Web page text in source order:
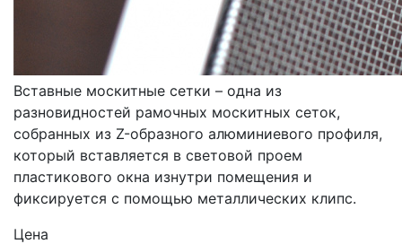
МОСКИТНЫЕ СЕТКИ
ВСТАВНЫЕ
Вставные москитные сетки – одна из
разновидностей рамочных москитных сеток,
собранных из Z-образного алюминиевого профиля,
который вставляется в световой проем
пластикового окна изнутри помещения и
фиксируется с помощью металлических клипс.
Цена